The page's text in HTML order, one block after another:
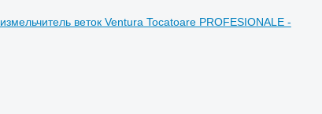
измельчитель веток Ventura Tocatoare PROFESIONALE -